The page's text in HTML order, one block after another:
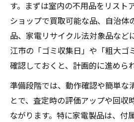
す。まずは室内の不用品をリスト
ショップで買取可能な品、自治体
品、家電リサイクル法対象品など
江市の「ゴミ収集日」や「粗大ゴ
確認しておくと、計画的に進めら
準備段階では、動作確認や簡単な
とで、査定時の評価アップや回収
ながります。特に家電製品は、付